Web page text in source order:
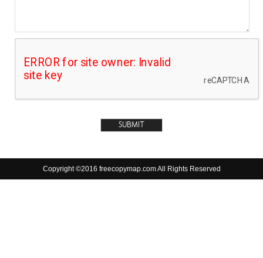
Copyright ©2016 freecopymap.com All Rights Reserved